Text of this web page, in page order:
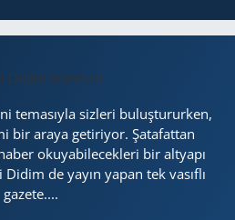
temasıyla sizleri buluştururken,
bir araya getiriyor. Şatafattan
okuyabilecekleri bir altyapı
de yayın yapan tek vasıflı
gazete....